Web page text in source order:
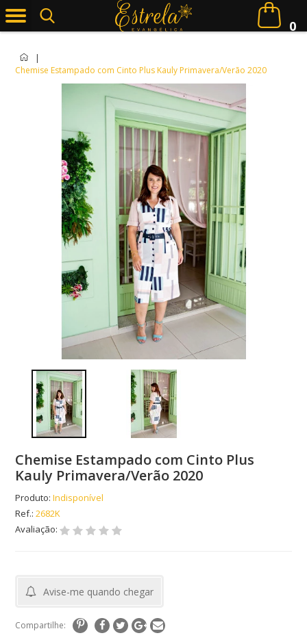
0
|
Chemise Estampado com Cinto Plus Kauly Primavera/Verão 2020
Chemise Estampado com Cinto Plus
Kauly Primavera/Verão 2020
Produto: Indisponível
Ref.:2682K
Avaliação:
Avise-me quando chegar
Compartilhe: